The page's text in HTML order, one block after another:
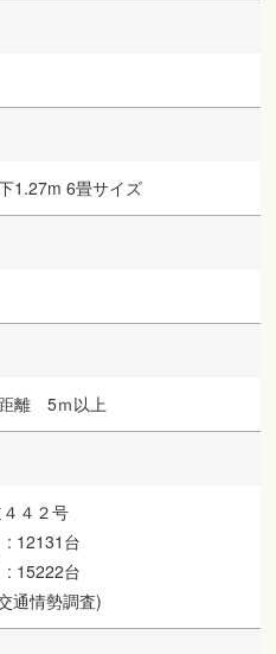
1.27m 6畳サイズ
離 5ｍ以上
４２号
: 12131台
: 15222台
通情勢調査)